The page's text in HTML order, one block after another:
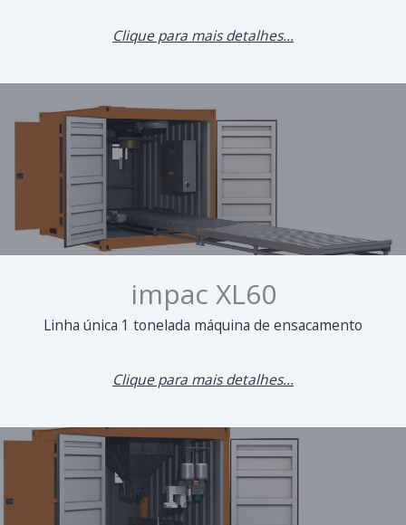
Clique para mais detalhes...
impac XL60
Linha única 1 tonelada máquina de ensacamento
Clique para mais detalhes...